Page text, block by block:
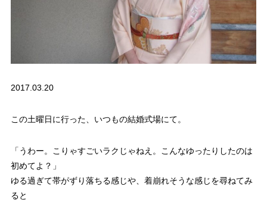
2017.03.20
この土曜日に行った、いつもの結婚式場にて。
「うわー。こりゃすごいラクじゃねえ。こんなゆったりしたのは
初めてよ？」
ゆる過ぎて帯がずり落ちる感じや、着崩れそうな感じを尋ねてみ
ると